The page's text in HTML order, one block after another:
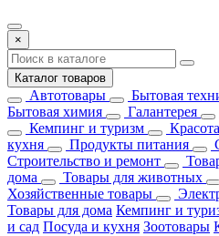
×
Каталог товаров
Автотовары
Бытовая
Бытовая химия
Галантерея
Кемпинг и туризм
кухня
Продукты питания
Строительство и ремонт
дома
Товары для животных
Хозяйственные товары
Товары для дома Кемпинг и
и сад Посуда и кухня Зоотовары